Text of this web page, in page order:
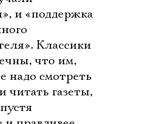
и «поддержка
Классики
что им,
надо смотреть
читать газеты,